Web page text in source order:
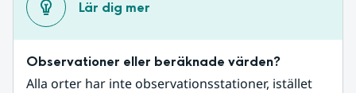
Lär dig mer
Observationer eller beräknade värden?
Alla orter har inte observationsstationer, istället